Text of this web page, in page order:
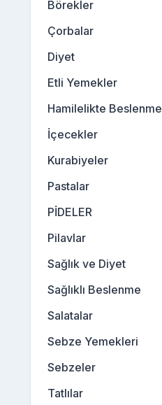
Börekler
Çorbalar
Diyet
Etli Yemekler
Hamilelikte Beslenme
İçecekler
Kurabiyeler
Pastalar
PİDELER
Pilavlar
Sağlık ve Diyet
Sağlıklı Beslenme
Salatalar
Sebze Yemekleri
Sebzeler
Tatlılar